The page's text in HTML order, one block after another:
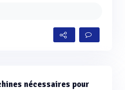
nécessaires pour